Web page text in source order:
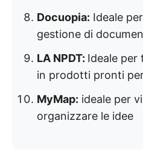
Docuopia: Ideale
gestione di
LA NPDT: Ideale per
in prodotti pronti
MyMap: ideale per
organizzare le idee